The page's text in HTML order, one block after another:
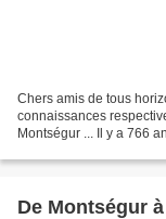
Chers amis de tous
connaissances
Montségur ... Il y a 766
De Montségur